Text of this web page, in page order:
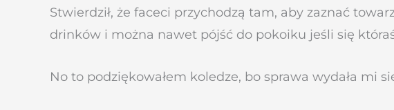
Stwierdził, że faceci przychodzą tam, aby zaznać
drinków i można nawet pójść do pokoiku jeśli się
No to podziękowałem koledze, bo sprawa wydała mi